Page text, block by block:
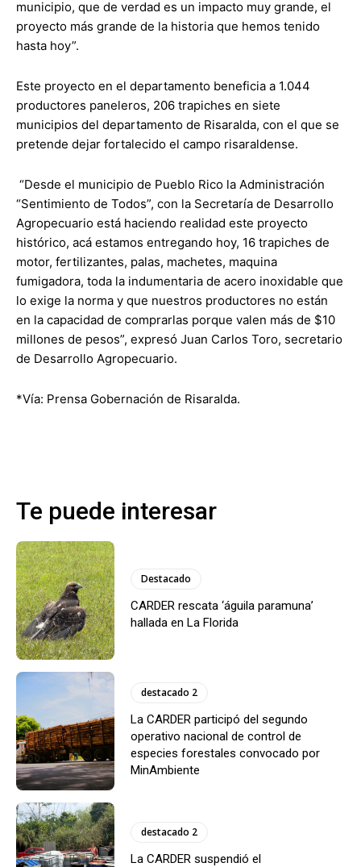
municipio, que de verdad es un impacto muy grande, el
proyecto más grande de la historia que hemos tenido
hasta hoy”.
Este proyecto en el departamento beneficia a 1.044
productores paneleros, 206 trapiches en siete
municipios del departamento de Risaralda, con el que se
pretende dejar fortalecido el campo risaraldense.
“Desde el municipio de Pueblo Rico la Administración
“Sentimiento de Todos”, con la Secretaría de Desarrollo
Agropecuario está haciendo realidad este proyecto
histórico, acá estamos entregando hoy, 16 trapiches de
motor, fertilizantes, palas, machetes, maquina
fumigadora, toda la indumentaria de acero inoxidable que
lo exige la norma y que nuestros productores no están
en la capacidad de comprarlas porque valen más de $10
millones de pesos”, expresó Juan Carlos Toro, secretario
de Desarrollo Agropecuario.
*Vía: Prensa Gobernación de Risaralda.
Te puede interesar
Destacado
CARDER rescata ‘águila paramuna’
hallada en La Florida
destacado 2
La CARDER participó del segundo
operativo nacional de control de
especies forestales convocado por
MinAmbiente
destacado 2
La CARDER suspendió el